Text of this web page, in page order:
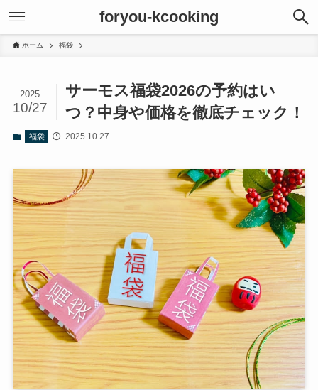
foryou-kcooking
ホーム 福袋
サーモス福袋2026の予約はい
つ？中身や価格を徹底チェック！
2025
10/27
福袋 2025.10.27